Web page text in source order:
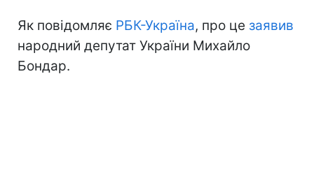
Як повідомляє РБК-Україна, про це заявив
народний депутат України Михайло
Бондар.